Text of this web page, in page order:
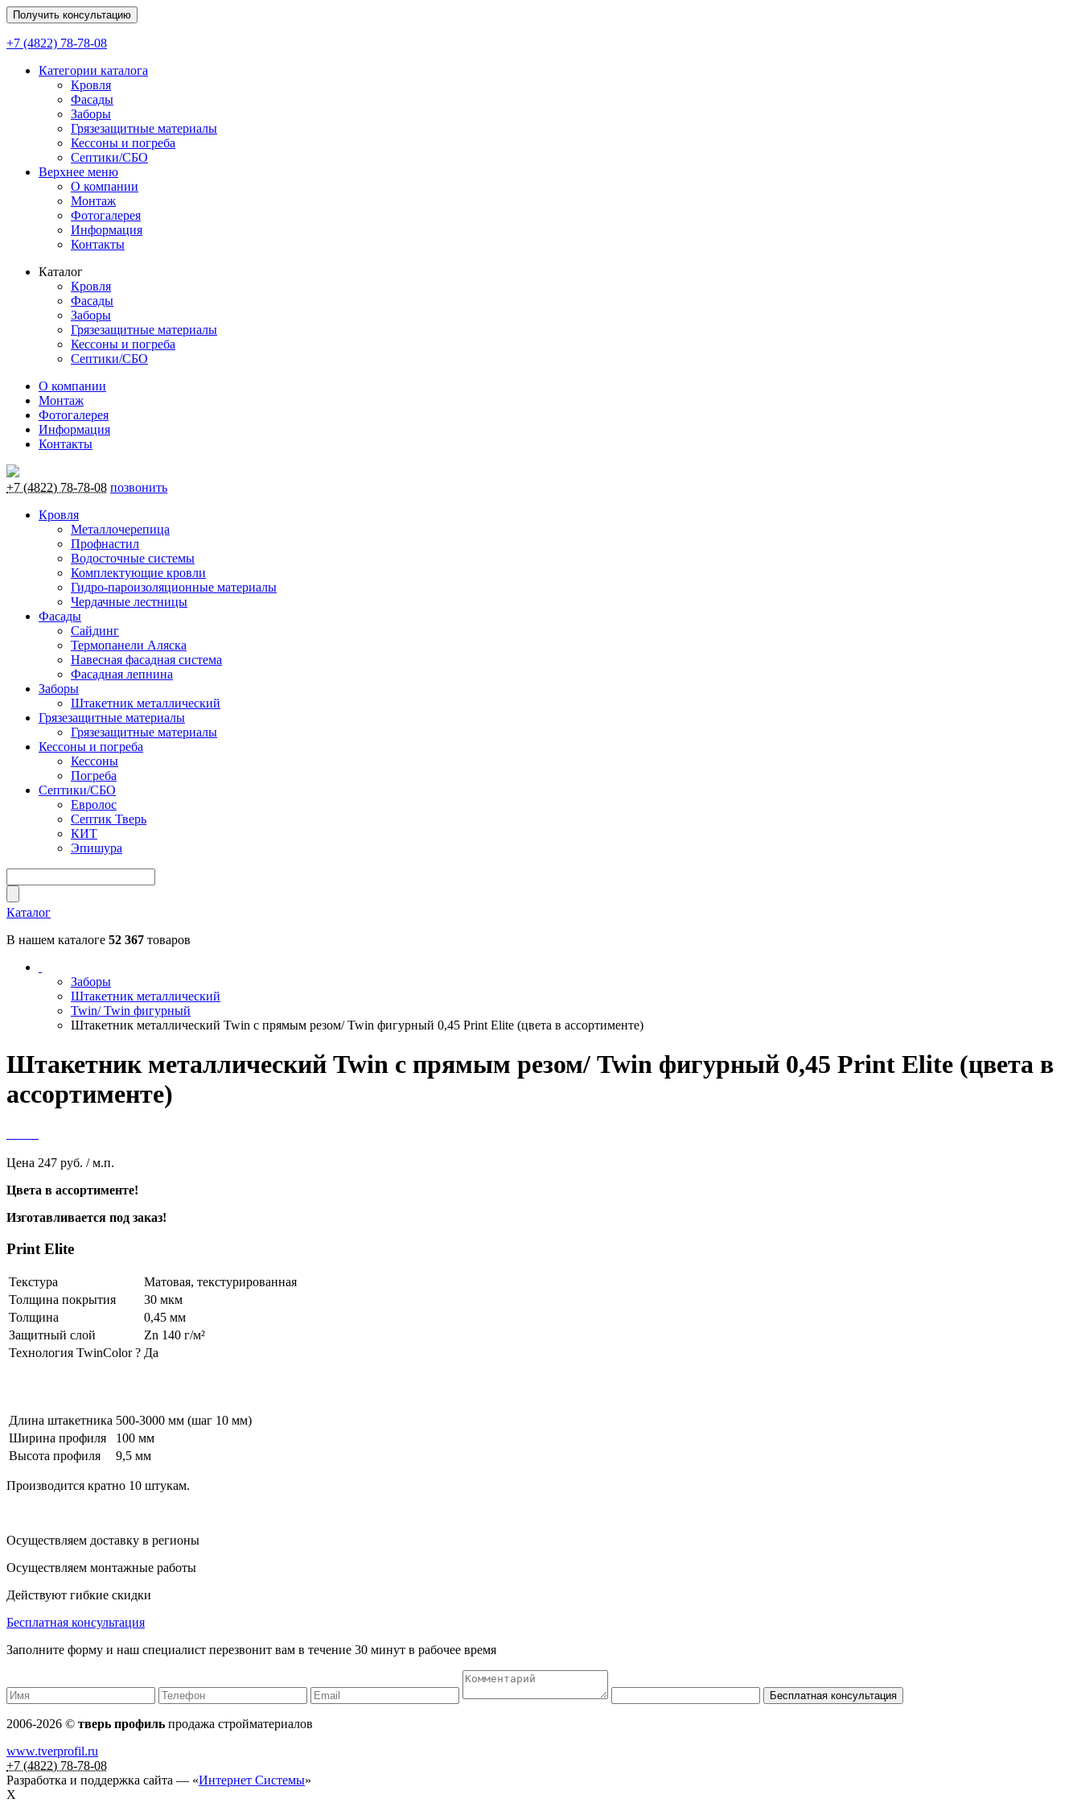
Получить консультацию
+7 (4822) 78-78-08
Категории каталога
Кровля
Фасады
Заборы
Грязезащитные материалы
Кессоны и погреба
Септики/СБО
Верхнее меню
О компании
Монтаж
Фотогалерея
Информация
Контакты
Каталог
Кровля
Фасады
Заборы
Грязезащитные материалы
Кессоны и погреба
Септики/СБО
О компании
Монтаж
Фотогалерея
Информация
Контакты
+7 (4822) 78-78-08 позвонить
Кровля
Металлочерепица
Профнастил
Водосточные системы
Комплектующие кровли
Гидро-пароизоляционные материалы
Чердачные лестницы
Фасады
Сайдинг
Термопанели Аляска
Навесная фасадная система
Фасадная лепнина
Заборы
Штакетник металлический
Грязезащитные материалы
Грязезащитные материалы
Кессоны и погреба
Кессоны
Погреба
Септики/СБО
Евролос
Септик Тверь
КИТ
Эпишура
Каталог
В нашем каталоге 52 367 товаров
Заборы
Штакетник металлический
Twin/ Twin фигурный
Штакетник металлический Twin с прямым резом/ Twin фигурный 0,45 Print Elite (цвета в ассортименте)
Штакетник металлический Twin с прямым резом/ Twin фигурный 0,45 Print Elite (цвета в
ассортименте)
Цена 247 руб. / м.п.
Цвета в ассортименте!
Изготавливается под заказ!
Print Elite
Текстура
Матовая, текстурированная
Толщина покрытия
30 мкм
Толщина
0,45 мм
Защитный слой
Zn 140 г/м²
Технология TwinColor? Да
Длина штакетника 500-3000 мм (шаг 10 мм)
Ширина профиля
100 мм
Высота профиля
9,5 мм
Производится кратно 10 штукам.
Осуществляем доставку в регионы
Осуществляем монтажные работы
Действуют гибкие скидки
Бесплатная консультация
Заполните форму и наш специалист перезвонит вам в течение 30 минут в рабочее время
2006-2026 © тверь профиль продажа стройматериалов
www.tverprofil.ru
+7 (4822) 78-78-08
Разработка и поддержка сайта — «Интернет Системы»
X